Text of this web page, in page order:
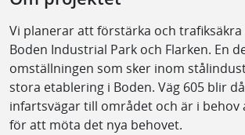
Vi planerar att förstärka och trafiksäkra
Boden Industrial Park och Flarken. En
omställningen som sker inom
stora etablering i Boden. Väg 605 blir
infartsvägar till området och är i behov
för att möta det nya behovet.